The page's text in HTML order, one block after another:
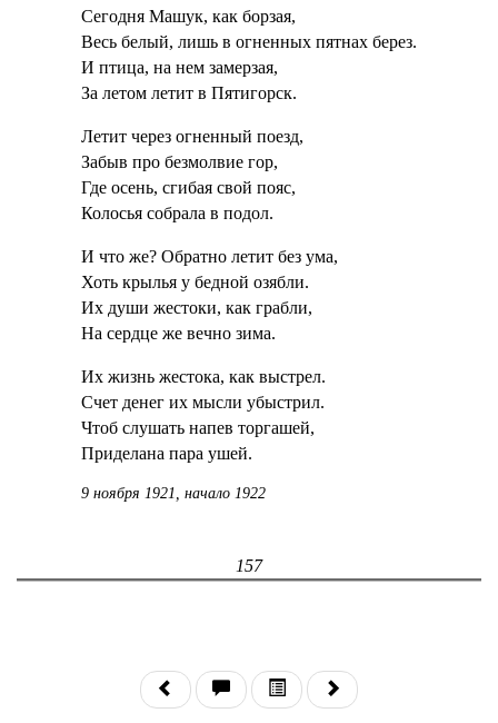
Сегодня Машук, как борзая,
Весь белый, лишь в огненных пятнах берез.
И птица, на нем замерзая,
За летом летит в Пятигорск.
Летит через огненный поезд,
Забыв про безмолвие гор,
Где осень, сгибая свой пояс,
Колосья собрала в подол.
И что же? Обратно летит без ума,
Хоть крылья у бедной озябли.
Их души жестоки, как грабли,
На сердце же вечно зима.
Их жизнь жестока, как выстрел.
Счет денег их мысли убыстрил.
Чтоб слушать напев торгашей,
Приделана пара ушей.
9 ноября 1921, начало 1922
157